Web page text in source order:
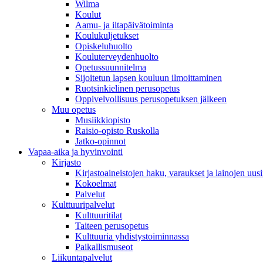
Wilma
Koulut
Aamu- ja iltapäivätoiminta
Koulukuljetukset
Opiskeluhuolto
Kouluterveydenhuolto
Opetussuunnitelma
Sijoitetun lapsen kouluun ilmoittaminen
Ruotsinkielinen perusopetus
Oppivelvollisuus perusopetuksen jälkeen
Muu opetus
Musiikkiopisto
Raisio-opisto Ruskolla
Jatko-opinnot
Vapaa-aika ja hyvinvointi
Kirjasto
Kirjastoaineistojen haku, varaukset ja lainojen
Kokoelmat
Palvelut
Kulttuuripalvelut
Kulttuuritilat
Taiteen perusopetus
Kulttuuria yhdistystoiminnassa
Paikallismuseot
Liikuntapalvelut